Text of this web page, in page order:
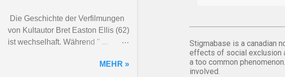
Stigmabase is a canadian
effects of social exclusion
a too common
involved.
Die Geschichte der Verfilmungen
von Kultautor Bret Easton Ellis (62)
ist wechselhaft. Während " ...
MEHR »